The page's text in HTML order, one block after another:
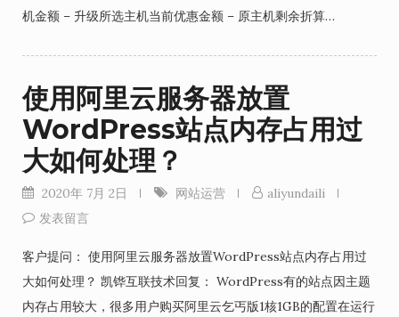
机金额 – 升级所选主机当前优惠金额 – 原主机剩余折算…
使用阿里云服务器放置
WordPress站点内存占用过
大如何处理？
2020年 7月 2日 网站运营
aliyundaili
发表留言
客户提问： 使用阿里云服务器放置WordPress站点内存占用过
大如何处理？ 凯铧互联技术回复： WordPress有的站点因主题
内存占用较大，很多用户购买阿里云乞丐版1核1GB的配置在运行